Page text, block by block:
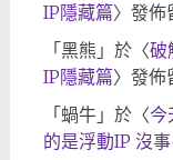
IP隱藏篇〉發佈
「 黑熊 」於〈破
IP隱藏篇〉發佈
「 蝸牛」於〈今
的是浮動IP 沒